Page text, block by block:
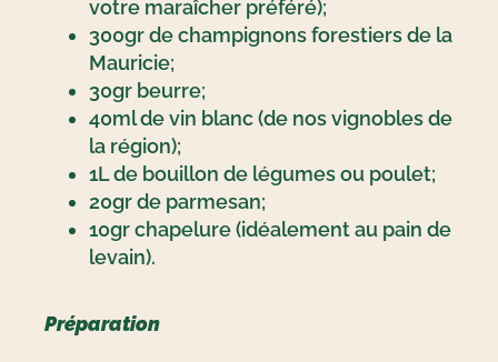
votre maraîcher préféré);
300gr de champignons forestiers de la
Mauricie;
30gr beurre;
40ml de vin blanc (de nos vignobles de
la région);
1L de bouillon de légumes ou poulet;
20gr de parmesan;
10gr chapelure (idéalement au pain de
levain).
Préparation